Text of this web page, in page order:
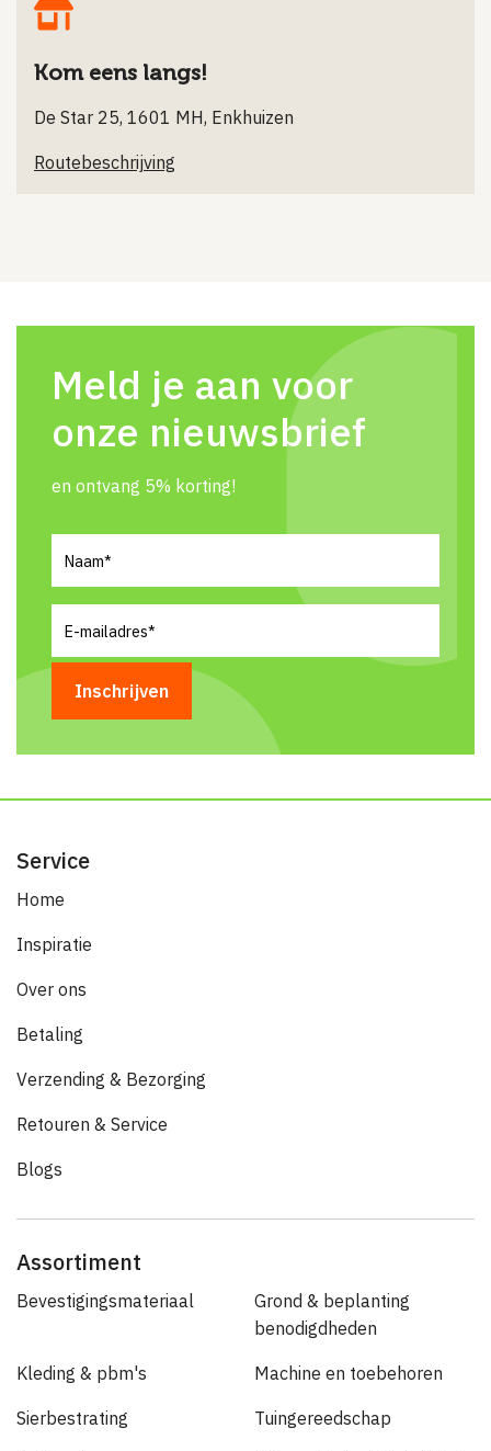
Kom eens langs!
De Star 25, 1601 MH, Enkhuizen
Routebeschrijving
Meld je aan voor
onze nieuwsbrief
en ontvang 5% korting!
mailadres(Vereist)
Service
Home
Inspiratie
Over ons
Betaling
Verzending & Bezorging
Retouren & Service
Blogs
Assortiment
Bevestigingsmateriaal
Grond & beplanting
benodigdheden
Kleding & pbm's Machine en toebehoren
Sierbestrating Tuingereedschap